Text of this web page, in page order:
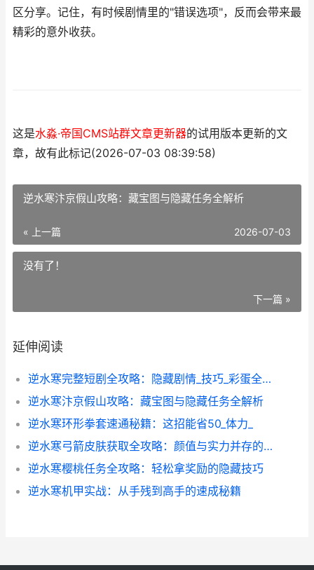
区分享。记住，有时候剧情里的"错误选项"，反而会带来最
精彩的意外收获。
这是水淼·帝国CMS站群文章更新器的试用版本更新的文
章，故有此标记(2026-07-03 08:39:58)
逆水寒汴京假山攻略：藏宝图与隐藏任务全解析
« 上一篇 2026-07-03
没有了！
下一篇 »
延伸阅读
逆水寒完整短剧全攻略：隐藏剧情_技巧_彩蛋全解析
逆水寒汴京假山攻略：藏宝图与隐藏任务全解析
逆水寒环形拳套速通秘籍：这招能省50_体力_
逆水寒弓箭皮肤获取全攻略：颜值与实力并存的养成指南
逆水寒樱桃任务全攻略：轻松拿奖励的隐藏技巧
逆水寒机甲实战：从手残到高手的速成秘籍